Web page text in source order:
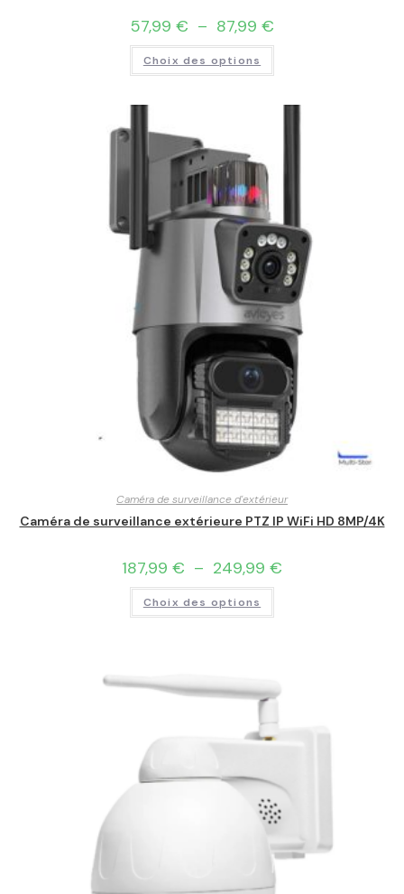
57,99 € – 87,99 €
Choix des options
Caméra de surveillance d'extérieur
Caméra de surveillance extérieure PTZ IP WiFi HD 8MP/4K
187,99 € – 249,99 €
Choix des options